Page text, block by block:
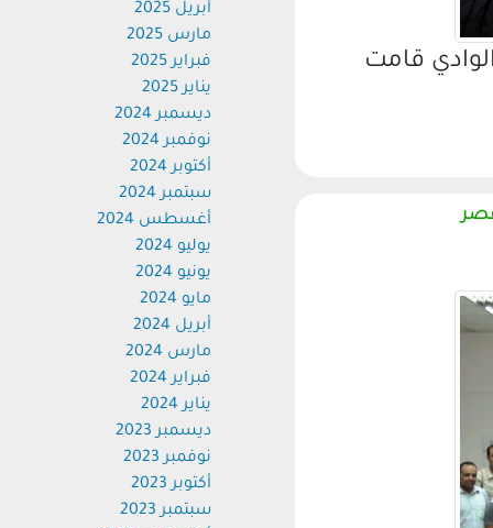
قامت
أبريل 2025
مارس 2025
فبراير 2025
يناير 2025
ديسمبر 2024
نوفمبر 2024
أكتوبر 2024
سبتمبر 2024
أغسطس 2024
يوليو 2024
يونيو 2024
مايو 2024
أبريل 2024
مارس 2024
فبراير 2024
يناير 2024
ديسمبر 2023
نوفمبر 2023
أكتوبر 2023
سبتمبر 2023